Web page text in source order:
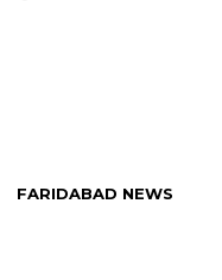
FARIDABAD NEWS